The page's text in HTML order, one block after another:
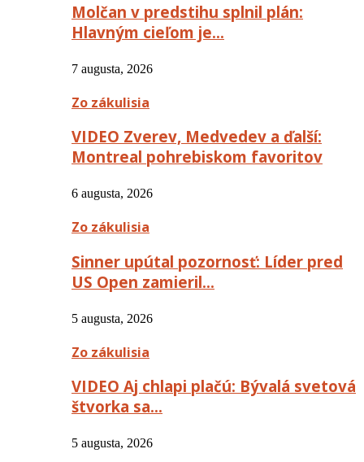
Molčan v predstihu splnil plán:
Hlavným cieľom je…
7 augusta, 2026
Zo zákulisia
VIDEO Zverev, Medvedev a ďalší:
Montreal pohrebiskom favoritov
6 augusta, 2026
Zo zákulisia
Sinner upútal pozornosť: Líder pred
US Open zamieril…
5 augusta, 2026
Zo zákulisia
VIDEO Aj chlapi plačú: Bývalá svetová
štvorka sa…
5 augusta, 2026